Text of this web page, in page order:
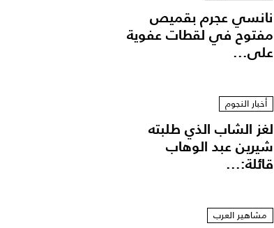
نانسي عجرم بقميص
مفتوح في لقطات عفوية
على...
أخبار النجوم
لغز الشاب الذي طلبته
شيرين عبد الوهاب
قائلة:...
مشاهير العرب